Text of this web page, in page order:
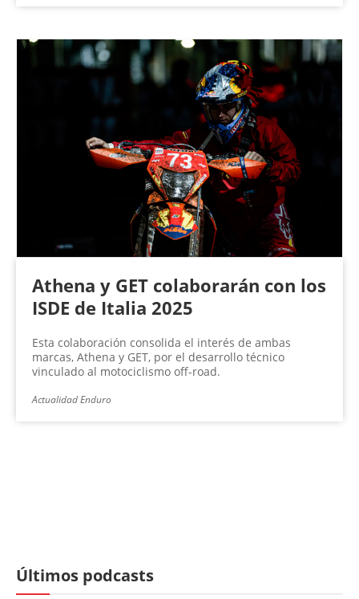
Athena y GET colaborarán con los
ISDE de Italia 2025
Esta colaboración consolida el interés de ambas
marcas, Athena y GET, por el desarrollo técnico
vinculado al motociclismo off-road.
Actualidad Enduro
Últimos podcasts